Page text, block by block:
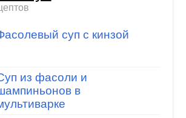
суп с кинзой
из фасоли и
в